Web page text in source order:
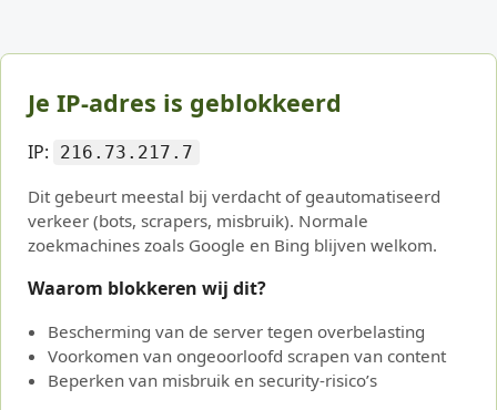
Je IP-adres is geblokkeerd
IP: 216.73.217.7
Dit gebeurt meestal bij verdacht of geautomatiseerd
verkeer (bots, scrapers, misbruik). Normale
zoekmachines zoals Google en Bing blijven welkom.
Waarom blokkeren wij dit?
Bescherming van de server tegen overbelasting
Voorkomen van ongeoorloofd scrapen van content
Beperken van misbruik en security-risico’s